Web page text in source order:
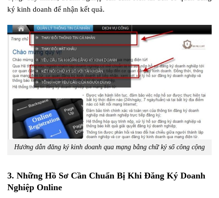
ký kinh doanh để nhận kết quả.
Hướng dẫn đăng ký kinh doanh qua mạng bằng chữ ký số công cộng
3. Những Hồ Sơ Cần Chuẩn Bị Khi Đăng Ký Doanh
Nghiệp Online